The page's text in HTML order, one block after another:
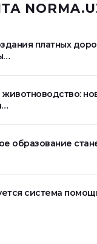
платных
образование
система